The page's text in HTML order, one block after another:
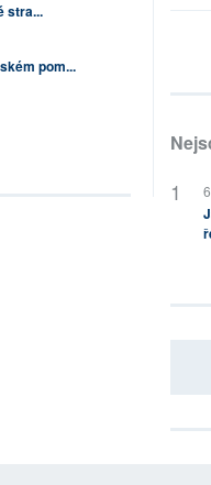
stra...
pom...